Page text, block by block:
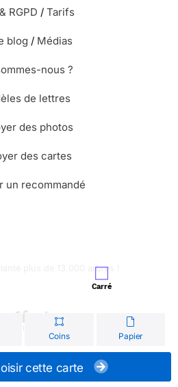
Carré
Coins Papier
cette carte
RGPD / Tarifs
blog / Médias
nous ?
de lettres
des photos
des cartes
un recommandé
plus de 13.000 arbres !
Merci Facteur